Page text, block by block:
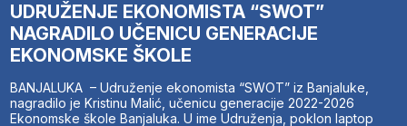
UDRUŽENJE EKONOMISTA “SWOT”
NAGRADILO UČENICU GENERACIJE
EKONOMSKE ŠKOLE
BANJALUKA – Udruženje ekonomista “SWOT” iz Banjaluke,
nagradilo je Kristinu Malić, učenicu generacije 2022-2026
Ekonomske škole Banjaluka. U ime Udruženja, poklon laptop